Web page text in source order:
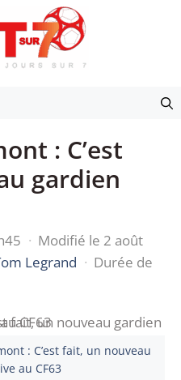
: C’est
gardien
· Modifié le 2 août
Legrand · Durée de
: C’est fait, un nouveau
au CF63